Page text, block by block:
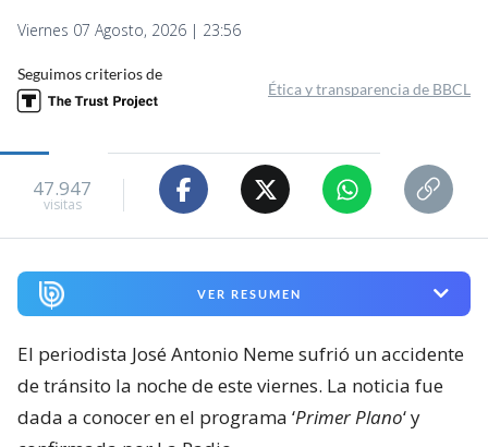
Viernes 07 Agosto, 2026 | 23:56
Seguimos criterios de
Ética y transparencia de BBCL
47.947
visitas
VER RESUMEN
El periodista José Antonio Neme sufrió un accidente
de tránsito la noche de este viernes. La noticia fue
dada a conocer en el programa ‘Primer Plano‘ y